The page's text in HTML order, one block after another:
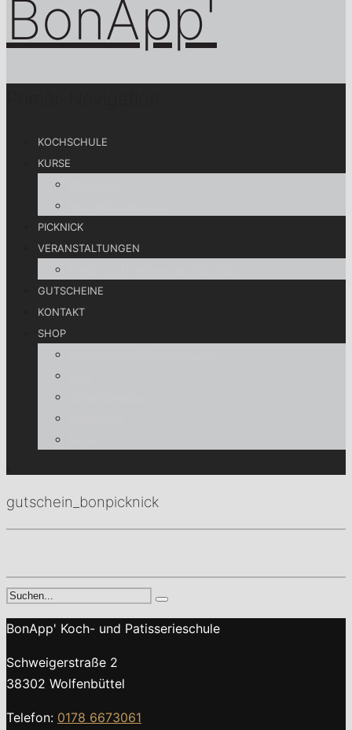
KOCHSCHULE
KURSE
PICKNICK
VERANSTALTUNGEN
GUTSCHEINE
KONTAKT
SHOP
gutschein_bonpicknick
BonApp' Koch- und Patisserieschule
Schweigerstraße 2
38302 Wolfenbüttel
Telefon: 0178 6673061